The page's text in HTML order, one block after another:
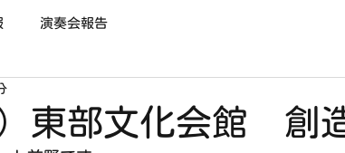
演奏会報告
東部文化会館 創